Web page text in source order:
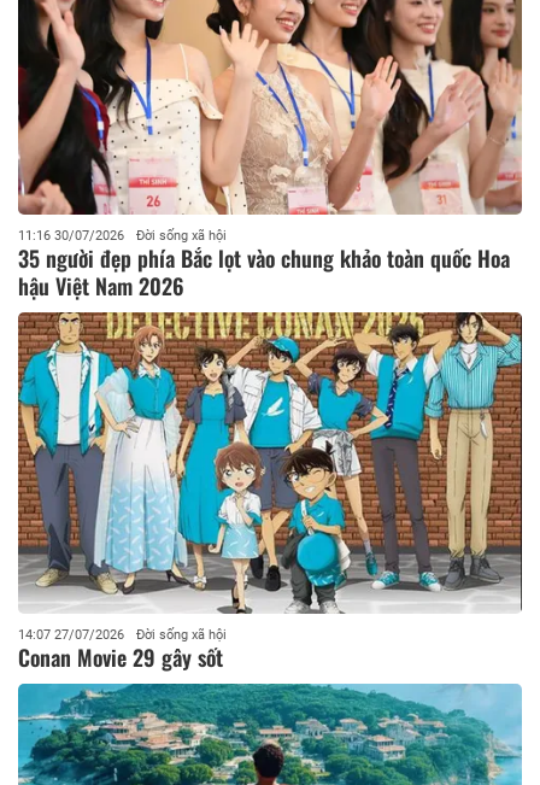
11:16 30/07/2026 Đời sống xã hội
35 người đẹp phía Bắc lọt vào chung khảo toàn quốc Hoa
hậu Việt Nam 2026
14:07 27/07/2026 Đời sống xã hội
Conan Movie 29 gây sốt